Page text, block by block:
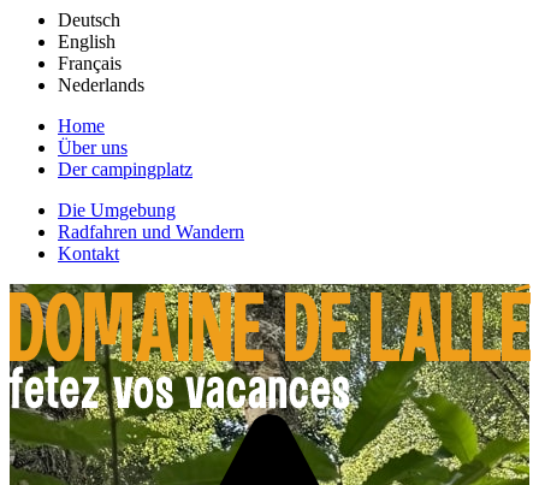
Deutsch
English
Français
Nederlands
Home
Über uns
Der campingplatz
Die Umgebung
Radfahren und Wandern
Kontakt